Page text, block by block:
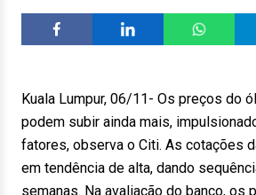
Kuala Lumpur, 06/11- Os preços do
podem subir ainda mais,
fatores, observa o Citi. As cotações
em tendência de alta, dando
semanas. Na avaliação do banco, os